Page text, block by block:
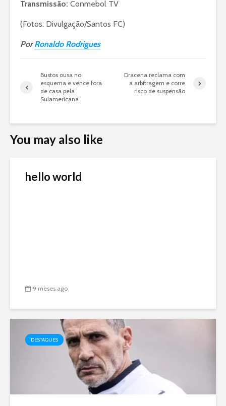
Transmissão: Conmebol TV
(Fotos: Divulgação/Santos FC)
PorRonaldo Rodrigues
Bustos ousa no
esquema e vence fora
de casa pela
Sulamericana
Dracena reclama com
a arbitragem e corre
risco de suspensão
You may also like
hello world
9 meses ago
DESTAQUES